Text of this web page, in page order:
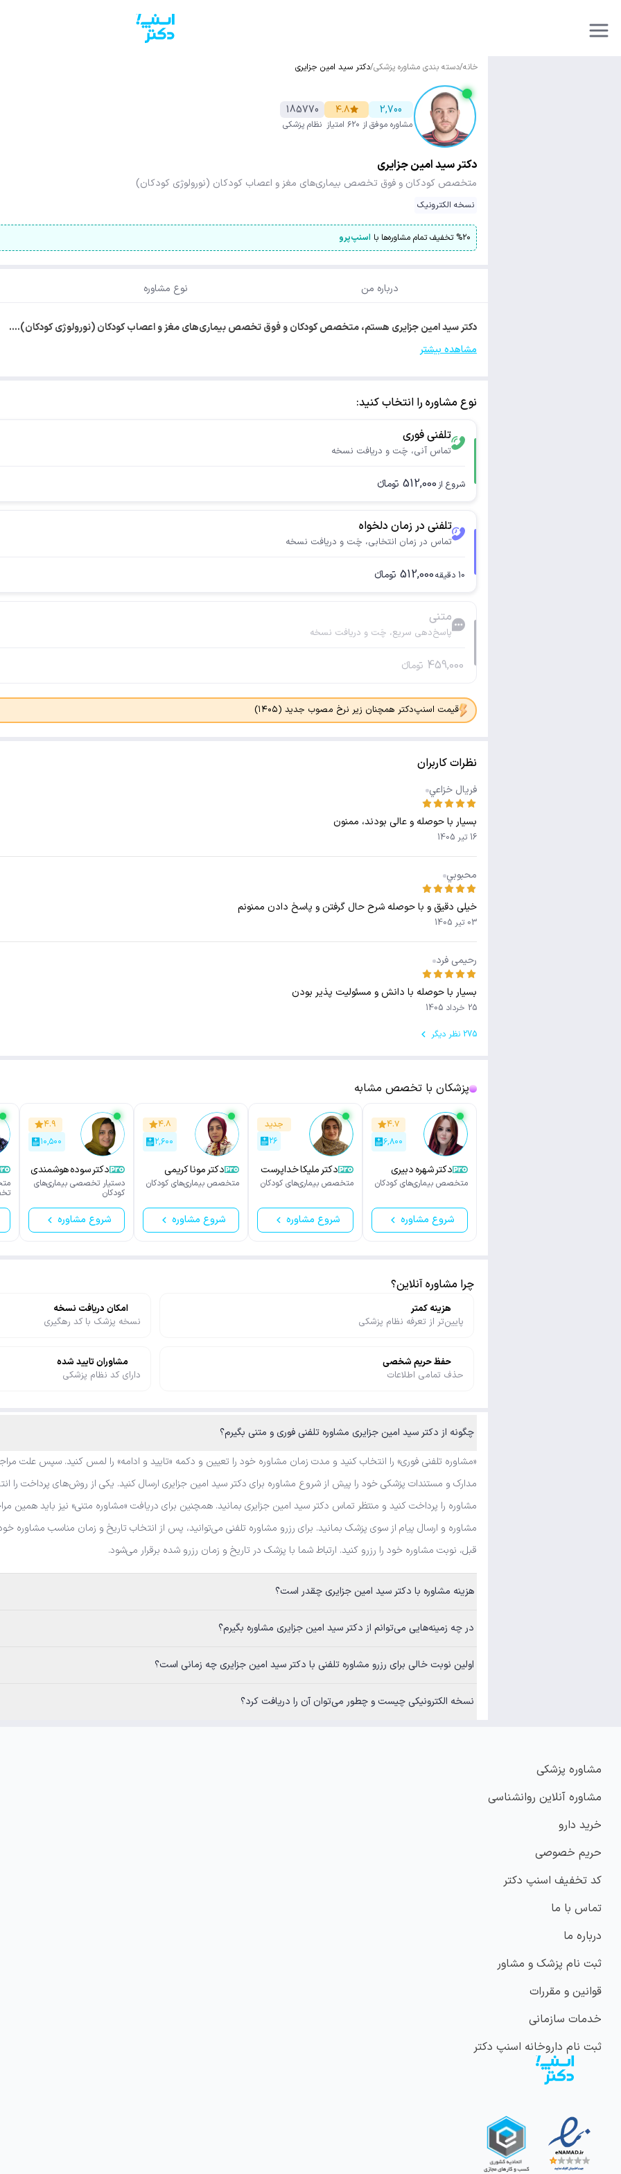
خانه/دسته بندی مشاوره پزشکی/دکتر سید امین جزایری
2,700
مشاوره موفق
۴.۸
از ۶۲۰ امتیاز
185770
نظام پزشکی
دکتر سید امین جزایری
متخصص کودکان و فوق تخصص بیماری‌های مغز و اعصاب کودکان (نورولوژی کودکان)
نسخه الکترونیک
%۲۰ تخفیف تمام مشاوره‌ها با اسنپ‌پرو
درباره من نوع مشاوره
دکتر سید امین جزایری هستم، متخصص کودکان و فوق تخصص بیماری‌های مغز و اعصاب کودکان (نورولوژی کودکان).…
مشاهده بیشتر
نوع مشاوره را انتخاب کنید:
تلفنی فوری
تماس آنی، چَت و دریافت نسخه
شروع از 512,000 تومانء
تلفنی در زمان دلخواه
تماس در زمان انتخابی، چَت و دریافت نسخه
10 دقیقه512,000 تومانء
متنی
پاسخ‌دهی سریع، چَت و دریافت نسخه
459,000 تومانء
قیمت اسنپ‌دکتر همچنان زیر نرخ مصوب جدید (۱۴۰۵)
نظرات کاربران
فريال خزاعي
بسیار با حوصله و عالی بودند، ممنون
16 تیر 1405
محبوبي
خیلی دقیق و با حوصله شرح حال گرفتن و پاسخ دادن ممنونم
03 تیر 1405
رحیمی فرد
بسیار با حوصله با دانش و مسئولیت پذیر بودن
25 خرداد 1405
275 نظر دیگر
پزشکان با تخصص مشابه
۴.۷
۶,۸۰۰
دکتر شهره دبیری
متخصص بیماری‌های کودکان
شروع مشاوره
جدید
۲۶
دکتر ملیکا خداپرست
متخصص بیماری‌های کودکان
شروع مشاوره
۴.۸
۲,۶۰۰
دکتر مونا کریمی
خالدی
متخصص بیماری‌های کودکان
شروع مشاوره
۴.۹
۱۰,۵۰۰
دکتر سوده هوشمندی
دستیار تخصصی بیماری‌های
کودکان
شروع مشاوره
چرا مشاوره آنلاین؟
هزینه کمتر
پایین‌تر از تعرفه نظام پزشکی
امکان دریافت نسخه
نسخه پزشک با کد رهگیری
حفظ حریم شخصی
حذف تمامی اطلاعات
مشاوران تایید شده
دارای کد نظام پزشکی
چگونه از دکتر سید امین جزایری مشاوره تلفنی فوری و متنی بگیرم؟
«مشاوره تلفنی فوری» را انتخاب کنید و مدت زمان مشاوره خود را تعیین و دکمه «تایید و ادامه» را لمس کنید. سپس علت
مدارک و مستندات پزشکی خود را پیش از شروع مشاوره برای دکتر سید امین جزایری ارسال کنید. یکی از روش‌های پرداخت را
مشاوره را پرداخت کنید و منتظر تماس دکتر سید امین جزایری بمانید. همچنین برای دریافت «مشاوره متنی» نیز باید همین
مشاوره و ارسال پیام از سوی پزشک بمانید. برای رزرو مشاوره تلفنی می‌توانید، پس از انتخاب تاریخ و زمان مناسب مشاوره
قبل، نوبت مشاوره خود را رزرو کنید. ارتباط شما با پزشک در تاریخ و زمان رزرو شده برقرار می‌شود.
هزینه مشاوره با دکتر سید امین جزایری چقدر است؟
در چه زمینه‌هایی می‌توانم از دکتر سید امین جزایری مشاوره بگیرم؟
اولین نوبت خالی برای رزرو مشاوره تلفنی با دکتر سید امین جزایری چه زمانی است؟
نسخه الکترونیکی چیست و چطور می‌توان آن را دریافت کرد؟
مشاوره پزشکی
مشاوره آنلاین روانشناسی
خرید دارو
حریم خصوصی
کد تخفیف اسنپ دکتر
تماس با ما
درباره ما
ثبت نام پزشک و مشاور
قوانین و مقررات
خدمات سازمانی
ثبت نام داروخانه اسنپ دکتر